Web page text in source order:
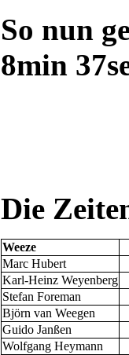
So nun
8min
Die
Weeze
Marc Hubert
Karl-Heinz Weyenberg
Stefan Foreman
Björn van Weegen
Guido Janßen
Wolfgang Heymann